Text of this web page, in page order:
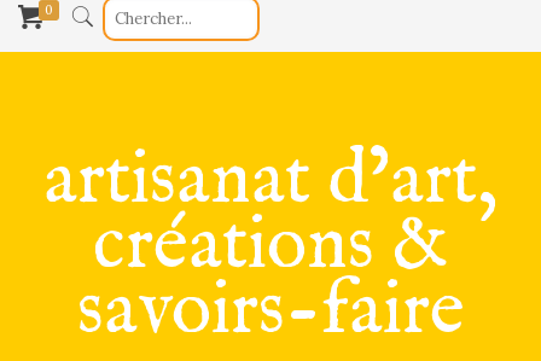
0
artisanat d’art,
créations &
savoirs-faire